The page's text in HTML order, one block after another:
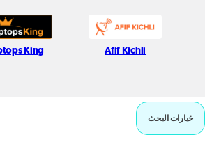
Afif Kichli
King
خيارات البحث